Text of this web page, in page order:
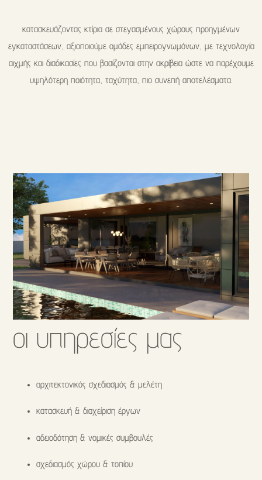
κατασκευάζοντας κτίρια σε στεγασμένους χώρους προηγμένων
εγκαταστάσεων, αξιοποιούμε ομάδες εμπειρογνωμόνων, με τεχνολογία
αιχμής και διαδικασίες που βασίζονται στην ακρίβεια ώστε να παρέχουμε
υψηλότερη ποιότητα, ταχύτητα, πιο συνεπή αποτελέσματα.
οι υπηρεσίες μας
αρχιτεκτονικός σχεδιασμός & μελέτη
κατασκευή & διαχείριση έργων
αδειοδότηση & νομικές συμβουλές
σχεδιασμός χώρου & τοπίου